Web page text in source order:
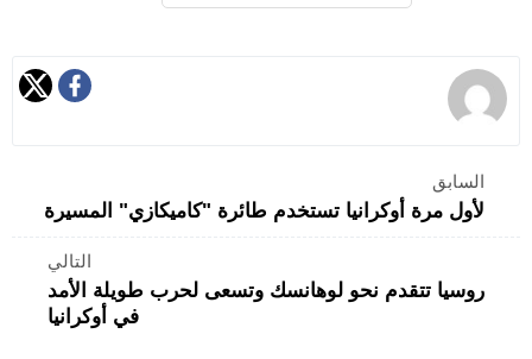
السابق
لأول مرة أوكرانيا تستخدم طائرة "كاميكازي" المسيرة
التالي
روسيا تتقدم نحو لوهانسك وتسعى لحرب طويلة الأمد
في أوكرانيا